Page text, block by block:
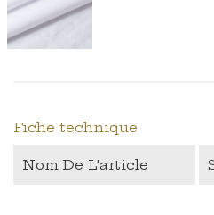
Fiche technique
Nom De L'article